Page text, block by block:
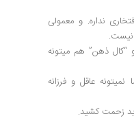
نداره. و معمولی
نیست.
ذهن” هم میتونه
نمیتونه عاقل و فرزانه
زحمت کشید.